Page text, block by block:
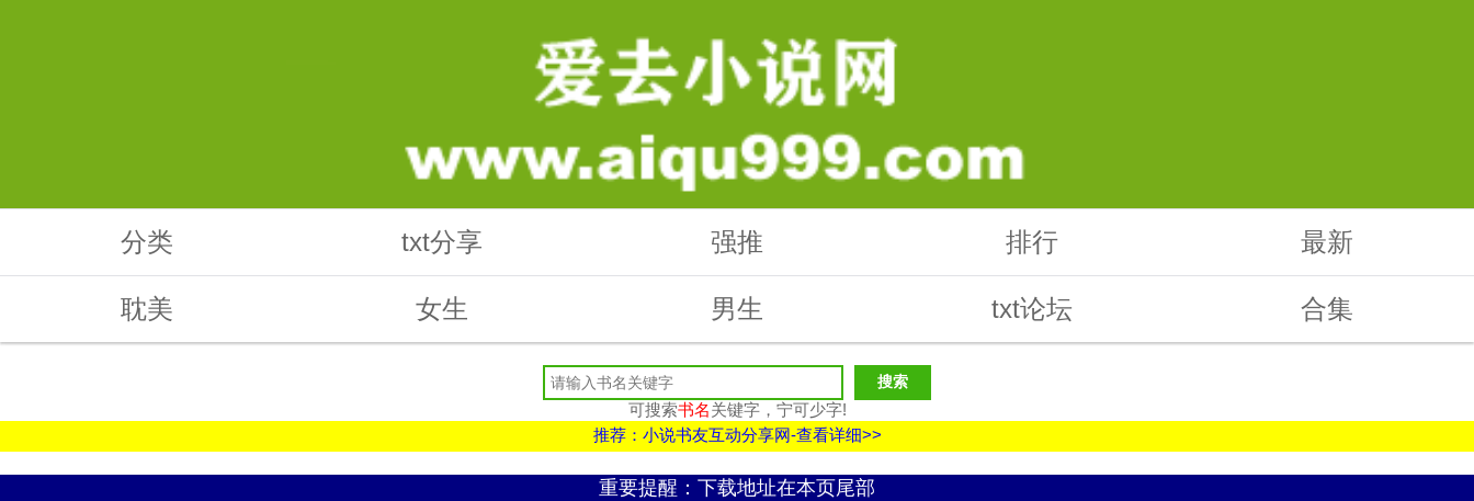
分类 txt分享 强推 排行 最新
耽美 女生 男生 txt论坛 合集
可搜索书名关键字，宁可少字!
推荐：小说书友互动分享网-查看详细>>
重要提醒：下载地址在本页尾部